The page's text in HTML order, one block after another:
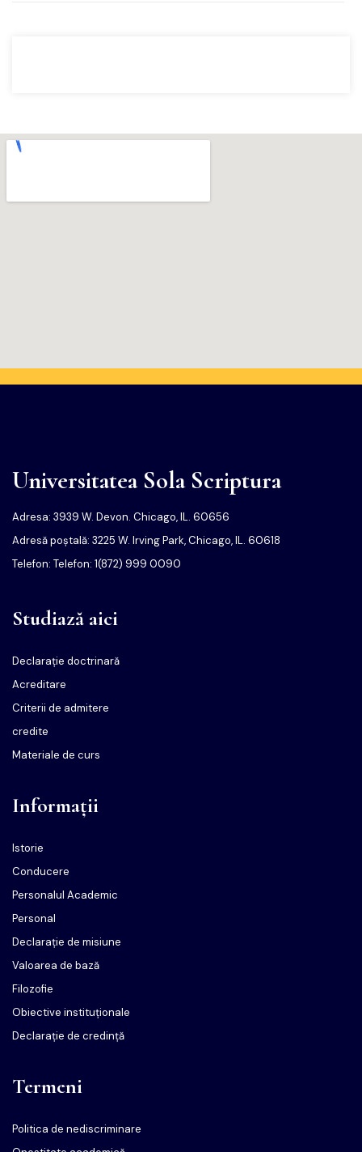
Universitatea Sola Scriptura
Adresa: 3939 W. Devon. Chicago, IL. 60656
Adresă poștală: 3225 W. Irving Park, Chicago, IL. 60618
Telefon: Telefon: 1(872) 999 0090
Studiază aici
Declarație doctrinară
Acreditare
Criterii de admitere
credite
Materiale de curs
Informații
Istorie
Conducere
Personalul Academic
Personal
Declarație de misiune
Valoarea de bază
Filozofie
Obiective instituționale
Declarație de credință
Termeni
Politica de nediscriminare